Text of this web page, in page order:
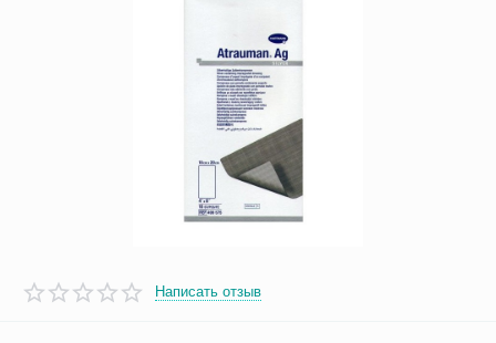
Написать отзыв